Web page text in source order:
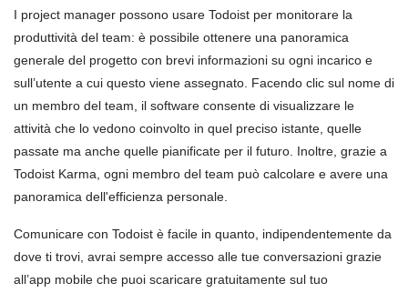
I project manager possono usare Todoist per monitorare la
produttività del team: è possibile ottenere una panoramica
generale del progetto con brevi informazioni su ogni incarico e
sull’utente a cui questo viene assegnato. Facendo clic sul nome di
un membro del team, il software consente di visualizzare le
attività che lo vedono coinvolto in quel preciso istante, quelle
passate ma anche quelle pianificate per il futuro. Inoltre, grazie a
Todoist Karma, ogni membro del team può calcolare e avere una
panoramica dell'efficienza personale.
Comunicare con Todoist è facile in quanto, indipendentemente da
dove ti trovi, avrai sempre accesso alle tue conversazioni grazie
all’app mobile che puoi scaricare gratuitamente sul tuo